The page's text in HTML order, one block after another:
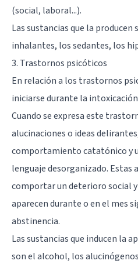
(social, laboral...).
Las sustancias que la
inhalantes, los sedantes, los
3. Trastornos psicóticos
En relación a los trastornos
iniciarse durante la
Cuando se expresa este
alucinaciones o ideas
comportamiento catatónico y
lenguaje desorganizado. Estas
comportar un deterioro social
aparecen durante o en el mes
abstinencia.
Las sustancias que inducen la
son el alcohol, los